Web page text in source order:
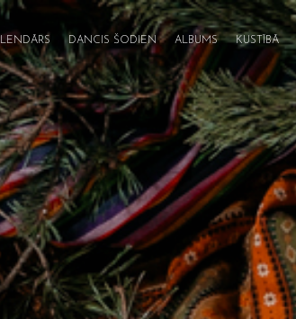
DANCIS ŠODIEN ALBUMS KUSTĪBĀ